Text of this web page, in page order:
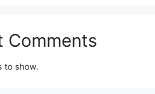
Comments
to show.